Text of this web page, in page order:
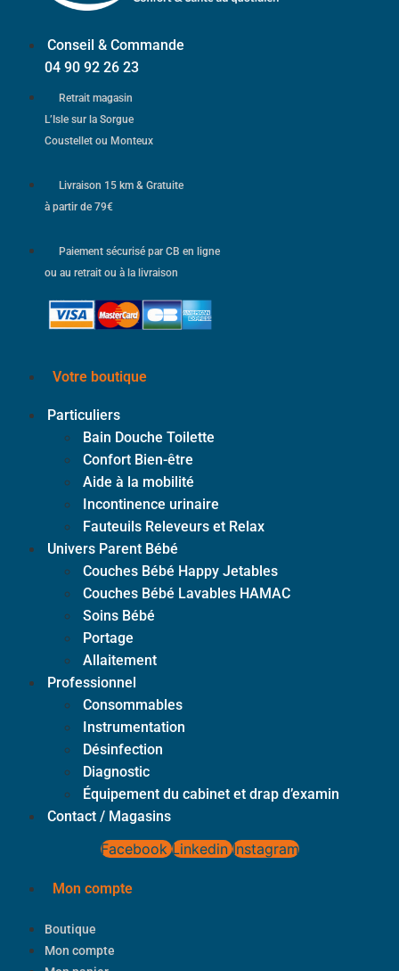
Conseil & Commande
04 90 92 26 23
Retrait magasin
L’Isle sur la Sorgue
Coustellet ou Monteux
Livraison 15 km & Gratuite
à partir de 79€
Paiement sécurisé par CB en ligne
ou au retrait ou à la livraison
Votre boutique
Particuliers
Bain Douche Toilette
Confort Bien-être
Aide à la mobilité
Incontinence urinaire
Fauteuils Releveurs et Relax
Univers Parent Bébé
Couches Bébé Happy Jetables
Couches Bébé Lavables HAMAC
Soins Bébé
Portage
Allaitement
Professionnel
Consommables
Instrumentation
Désinfection
Diagnostic
Équipement du cabinet et drap d’examin
Contact / Magasins
Facebook Linkedin Instagram
Mon compte
Boutique
Mon compte